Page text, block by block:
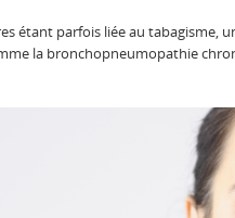
étant parfois liée au
la bronchopneumopathie